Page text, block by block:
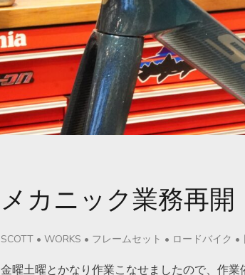
メカニック業務再開
SCOTT • WORKS • フレームセット • ロードバイク •
金曜土曜とかなり作業こなせましたので、作業